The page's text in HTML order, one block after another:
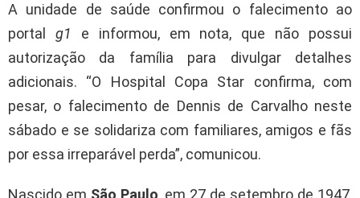
A unidade de saúde confirmou o falecimento ao
portal g1 e informou, em nota, que não possui
autorização da família para divulgar detalhes
adicionais. “O Hospital Copa Star confirma, com
pesar, o falecimento de Dennis de Carvalho neste
sábado e se solidariza com familiares, amigos e fãs
por essa irreparável perda”, comunicou.